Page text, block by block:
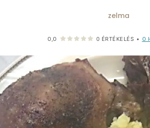
zelma
0,0 0 ÉRTÉKELÉS • 0